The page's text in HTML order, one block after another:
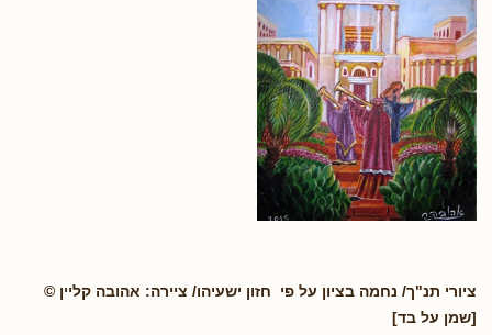
ציורי תנ"ך/ נחמה בציון על פי חזון ישעיהו/ ציירה: אהובה קליין ©
[שמן על בד]